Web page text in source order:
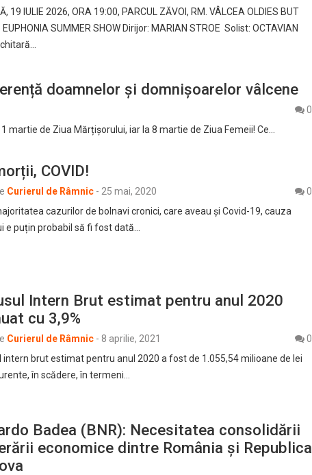
19 IULIE 2026, ORA 19:00, PARCUL ZĂVOI, RM. VÂLCEA OLDIES BUT
EUPHONIA SUMMER SHOW Dirijor: MARIAN STROE Solist: OCTAVIAN
doamnelor și domnișoarelor vâlcene
0
de Ziua Mărțișorului, iar la 8 martie de Ziua Femeii! Ce…
COVID!
Curierul de Râmnic - 25 mai, 2020
0
cazurilor de bolnavi cronici, care aveau și Covid-19, cauza
e puțin probabil să fi fost dată…
Intern Brut estimat pentru anul 2020
cu 3,9%
Curierul de Râmnic - 8 aprilie, 2021
0
intern brut estimat pentru anul 2020 a fost de 1.055,54 milioane de lei
în scădere, în termeni…
Badea (BNR): Necesitatea consolidării
economice dintre România și Republica